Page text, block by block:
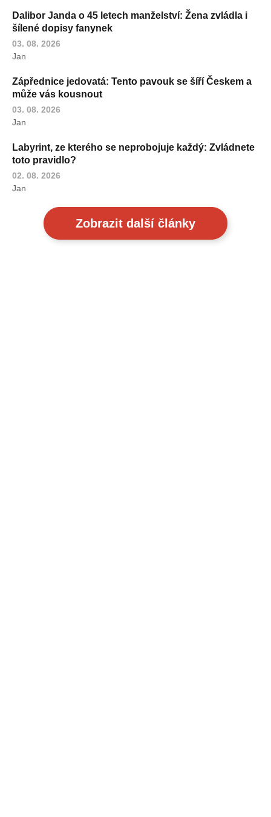
Dalibor Janda o 45 letech manželství: Žena zvládla i
šílené dopisy fanynek
03. 08. 2026
Jan
Zápřednice jedovatá: Tento pavouk se šíří Českem a
může vás kousnout
03. 08. 2026
Jan
Labyrint, ze kterého se neprobojuje každý: Zvládnete
toto pravidlo?
02. 08. 2026
Jan
Zobrazit další články